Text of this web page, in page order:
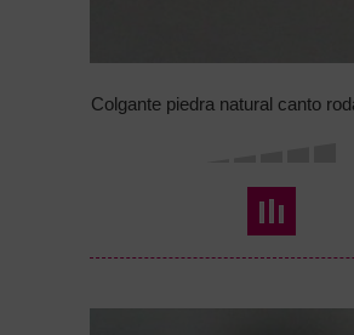
Colgante piedra natural canto